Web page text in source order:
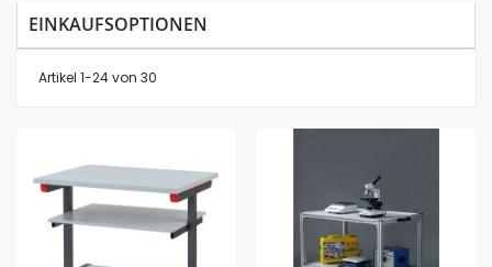
Artikel 1-24von 30
EINKAUFSOPTIONEN